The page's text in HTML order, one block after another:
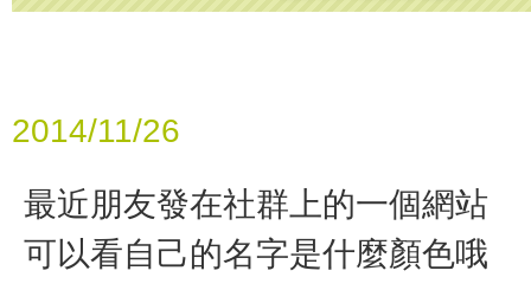
2014/11/26
最近朋友發在社群上的一個網站
可以看自己的名字是什麼顏色哦